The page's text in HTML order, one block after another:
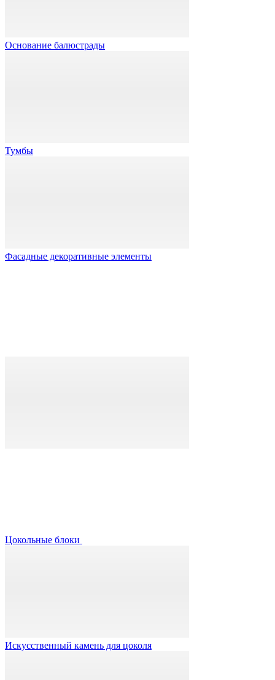
Основание балюстрады
Тумбы
Фасадные декоративные элементы
Цокольные блоки
Искусственный камень для цоколя